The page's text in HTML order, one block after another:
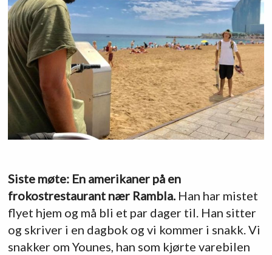
Siste møte: En amerikaner på en
frokostrestaurant nær Rambla.Han har mistet
flyet hjem og må bli et par dager til. Han sitter
og skriver i en dagbok og vi kommer i snakk. Vi
snakker om Younes, han som kjørte varebilen